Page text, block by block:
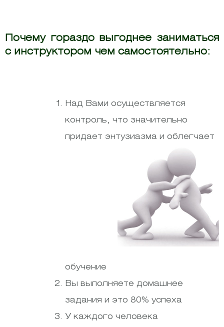
Почему гораздо выгоднее заниматься
с инструктором чем самостоятельно:
Над Вами осуществляется
контроль, что значительно
придает энтузиазма и облегчает
обучение
Вы выполняете домашнее
задания и это 80% успеха
У каждого человека